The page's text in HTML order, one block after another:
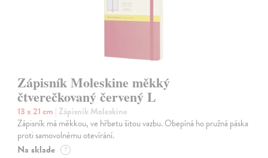
Zápisník Moleskine měkký
čtverečkovaný červený L
13 x 21 cm | Zápisník Moleskine
Zápisník má měkkou, ve hřbetu šitou vazbu. Obepíná ho pružná páska
proti samovolnému otevírání.
Na sklade ?